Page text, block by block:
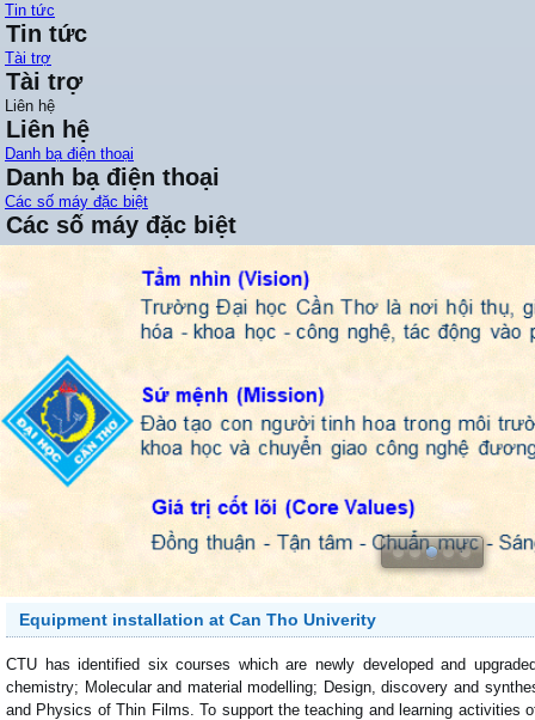
Tin tức
Tin tức
Tài trợ
Tài trợ
Liên hệ
Liên hệ
Danh bạ điện thoại
Danh bạ điện thoại
Các số máy đặc biệt
Các số máy đặc biệt
Equipment installation at Can Tho Univerity
CTU has identified six courses which are newly developed and
chemistry; Molecular and material modelling; Design, discovery and
and Physics of Thin Films. To support the teaching and learning activities